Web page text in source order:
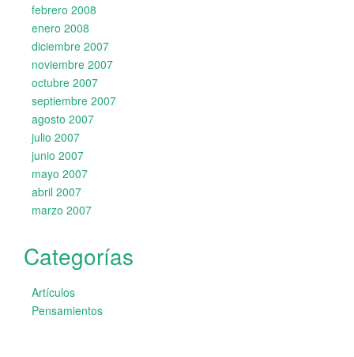
febrero 2008
enero 2008
diciembre 2007
noviembre 2007
octubre 2007
septiembre 2007
agosto 2007
julio 2007
junio 2007
mayo 2007
abril 2007
marzo 2007
Categorías
Artículos
Pensamientos